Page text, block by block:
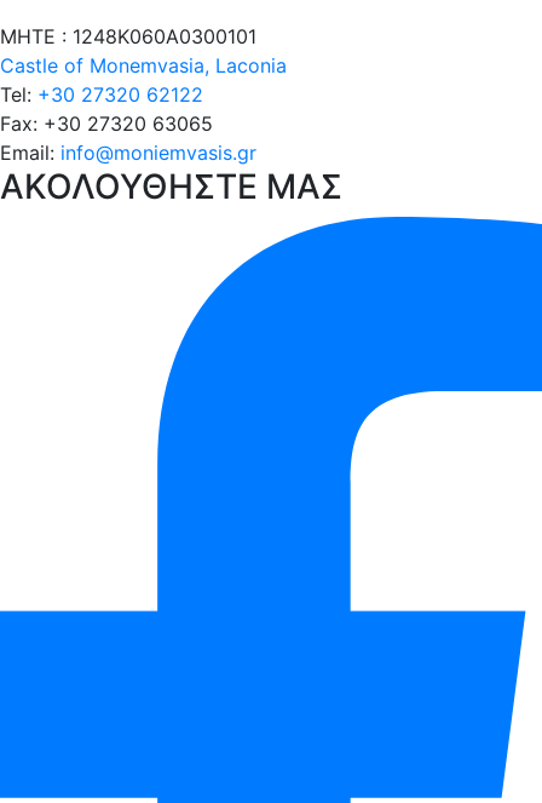
στο
Moni
Emvasis
Luxury
Suites
ΜΗΤΕ : 1248Κ060Α0300101
Castle of Monemvasia, Laconia
Tel: +30 27320 62122
Fax: +30 27320 63065
Email: info@moniemvasis.gr
ΑΚΟΛΟΥΘΗΣΤΕ ΜΑΣ